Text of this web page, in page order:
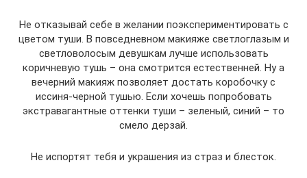
Не отказывай себе в желании поэкспериментировать с
цветом туши. В повседневном макияже светлоглазым и
светловолосым девушкам лучше использовать
коричневую тушь – она смотрится естественней. Ну а
вечерний макияж позволяет достать коробочку с
иссиня-черной тушью. Если хочешь попробовать
экстравагантные оттенки туши – зеленый, синий – то
смело дерзай.
Не испортят тебя и украшения из страз и блесток.